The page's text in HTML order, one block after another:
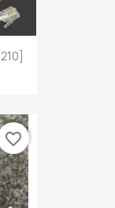
favorite_border